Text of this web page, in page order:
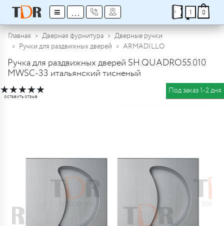
≡ ... 1 0
Главная Дверная фурнитура
Дверные ручки
Ручки для раздвижных дверей
ARMADILLO
Ручка для раздвижных дверей SH.QUADRO55.010
MWSC-33 итальянский тисненый
★★★★★
оставить отзыв
Под заказ 1-2 дня